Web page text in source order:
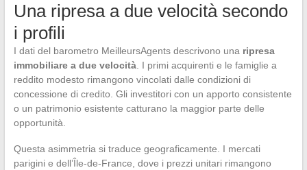
Una ripresa a due velocità secondo
i profili
I dati del barometro MeilleursAgents descrivono una ripresa
immobiliare a due velocità. I primi acquirenti e le famiglie a
reddito modesto rimangono vincolati dalle condizioni di
concessione di credito. Gli investitori con un apporto consistente
o un patrimonio esistente catturano la maggior parte delle
opportunità.
Questa asimmetria si traduce geograficamente. I mercati
parigini e dell’Île-de-France, dove i prezzi unitari rimangono